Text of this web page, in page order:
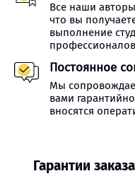
Все наши
что вы
выполнение
Постоянное
Мы
вами
вносятся
Гарантии